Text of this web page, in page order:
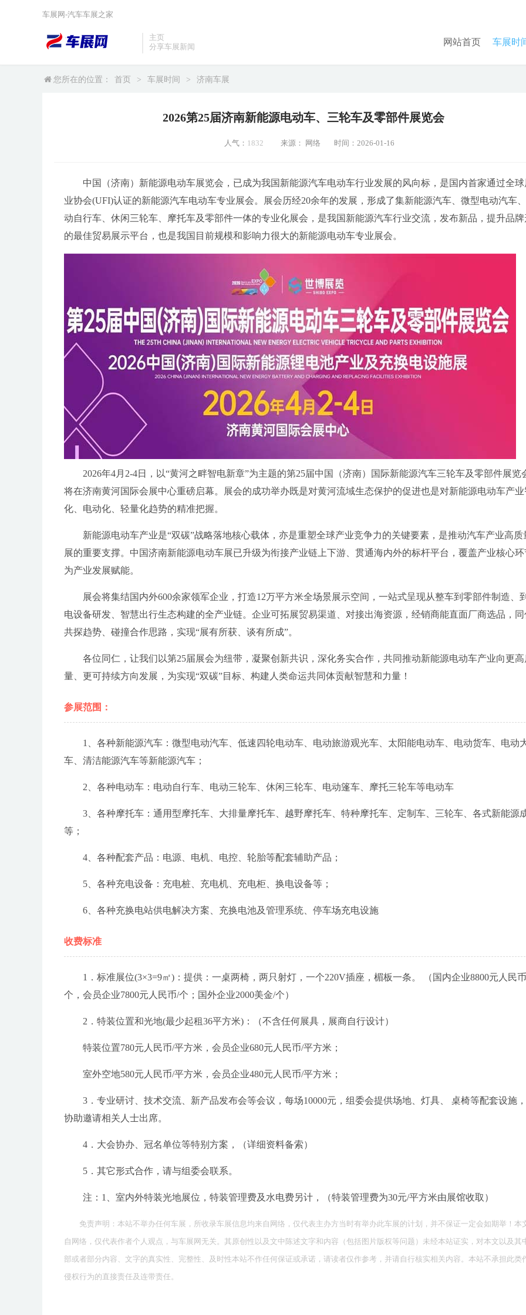
主页
分享车展新闻
网站首页 车展时
车展网-汽车车展之家
您所在的位置： 首页 > 车展时间 > 济南车展
2026第25届济南新能源电动车、三轮车及零部件展览会
人气： 1832 来源： 网络 时间：2026-01-16
中国（济南）新能源电动车展览会，已成为我国新能源汽车电动车行业发展的风向标，是国内首家通过全
业协会(UFI)认证的新能源汽车电动车专业展会。展会历经20余年的发展，形成了集新能源汽车、微型电动汽车
动自行车、休闲三轮车、摩托车及零部件一体的专业化展会，是我国新能源汽车行业交流，发布新品，提升品
的最佳贸易展示平台，也是我国目前规模和影响力很大的新能源电动车专业展会。
2026年4月2-4日，以“黄河之畔智电新章”为主题的第25届中国（济南）国际新能源汽车三轮车及零部件展览
将在济南黄河国际会展中心重磅启幕。展会的成功举办既是对黄河流域生态保护的促进也是对新能源电动车产
化、电动化、轻量化趋势的精准把握。
新能源电动车产业是“双碳”战略落地核心载体，亦是重塑全球产业竞争力的关键要素，是推动汽车产业高质
展的重要支撑。中国济南新能源电动车展已升级为衔接产业链上下游、贯通海内外的标杆平台，覆盖产业核心
为产业发展赋能。
展会将集结国内外600余家领军企业，打造12万平方米全场景展示空间，一站式呈现从整车到零部件制造、
电设备研发、智慧出行生态构建的全产业链。企业可拓展贸易渠道、对接出海资源，经销商能直面厂商选品，
共探趋势、碰撞合作思路，实现“展有所获、谈有所成”。
各位同仁，让我们以第25届展会为纽带，凝聚创新共识，深化务实合作，共同推动新能源电动车产业向更高
量、更可持续方向发展，为实现“双碳”目标、构建人类命运共同体贡献智慧和力量！
参展范围：
1、各种新能源汽车：微型电动汽车、低速四轮电动车、电动旅游观光车、太阳能电动车、电动货车、电动
车、清洁能源汽车等新能源汽车；
2、各种电动车：电动自行车、电动三轮车、休闲三轮车、电动篷车、摩托三轮车等电动车
3、各种摩托车：通用型摩托车、大排量摩托车、越野摩托车、特种摩托车、定制车、三轮车、各式新能源
等；
4、各种配套产品：电源、电机、电控、轮胎等配套辅助产品；
5、各种充电设备：充电桩、充电机、充电柜、换电设备等；
6、各种充换电站供电解决方案、充换电池及管理系统、停车场充电设施
收费标准
1．标准展位(3×3=9㎡)：提供：一桌两椅，两只射灯，一个220V插座，楣板一条。 （国内企业8800元人民
个，会员企业7800元人民币/个；国外企业2000美金/个）
2．特装位置和光地(最少起租36平方米)：（不含任何展具，展商自行设计）
特装位置780元人民币/平方米，会员企业680元人民币/平方米；
室外空地580元人民币/平方米，会员企业480元人民币/平方米；
3．专业研讨、技术交流、新产品发布会等会议，每场10000元，组委会提供场地、灯具、 桌椅等配套设施
协助邀请相关人士出席。
4．大会协办、冠名单位等特别方案，（详细资料备索）
5．其它形式合作，请与组委会联系。
注：1、室内外特装光地展位，特装管理费及水电费另计，（特装管理费为30元/平方米由展馆收取）
免责声明：本站不举办任何车展，所收录车展信息均来自网络，仅代表主办方当时有举办此车展的计划，并不保证一定会如期举！本
自网络，仅代表作者个人观点，与车展网无关。其原创性以及文中陈述文字和内容（包括图片版权等问题）未经本站证实，对本文以及其
部或者部分内容、文字的真实性、完整性、及时性本站不作任何保证或承诺，请读者仅作参考，并请自行核实相关内容。本站不承担此类
侵权行为的直接责任及连带责任。